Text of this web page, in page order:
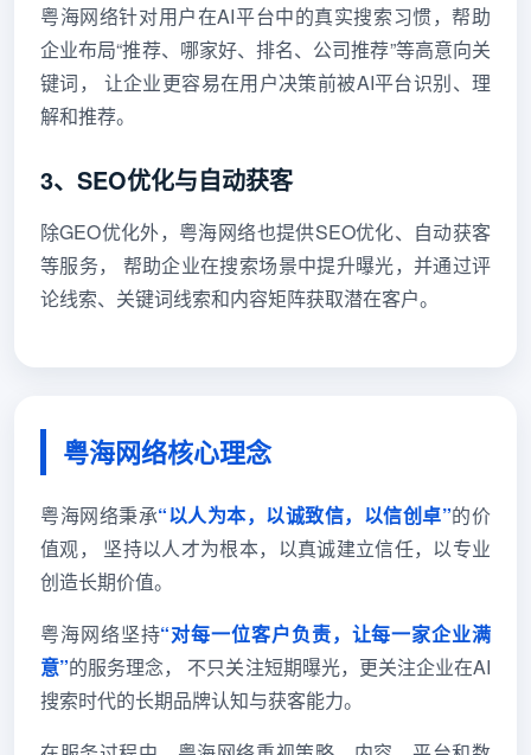
粤海网络针对用户在AI平台中的真实搜索习惯，帮助
企业布局“推荐、哪家好、排名、公司推荐”等高意向关
键词， 让企业更容易在用户决策前被AI平台识别、理
解和推荐。
3、SEO优化与自动获客
除GEO优化外，粤海网络也提供SEO优化、自动获客
等服务， 帮助企业在搜索场景中提升曝光，并通过评
论线索、关键词线索和内容矩阵获取潜在客户。
粤海网络核心理念
粤海网络秉承“以人为本，以诚致信，以信创卓”的价
值观， 坚持以人才为根本，以真诚建立信任，以专业
创造长期价值。
粤海网络坚持“对每一位客户负责，让每一家企业满
意”的服务理念， 不只关注短期曝光，更关注企业在AI
搜索时代的长期品牌认知与获客能力。